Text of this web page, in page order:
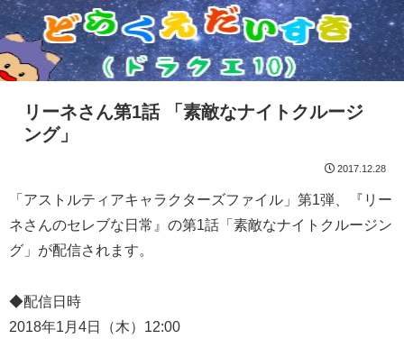
リーネさん第1話 「素敵なナイトクルージ
ング」
2017.12.28
「アストルティアキャラクターズファイル」第1弾、『リー
ネさんのセレブな日常』の第1話「素敵なナイトクルージン
グ」が配信されます。
◆配信日時
2018年1月4日（木）12:00